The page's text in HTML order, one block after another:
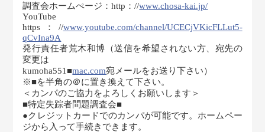
調査会ホームぺージ：http：//www.chosa-kai.jp/
YouTube
https：//www.youtube.com/channel/UCECjVKicFLLut5-
qCvIna9A
発行責任者荒木和博（送信を希望されない方、宛先の
変更は
kumoha551■mac.com宛メールをお送り下さい）
※■を半角の＠に置き換えて下さい。
＜カンパのご協力をよろしくお願いします＞
■特定失踪者問題調査会■
●クレジットカードでのカンパが可能です。ホームペー
ジから入って手続きできます。